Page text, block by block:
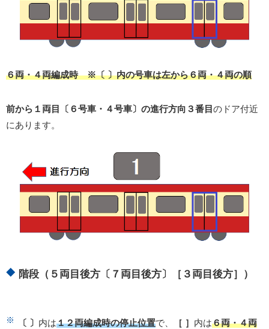
６両・４両編成時 ※〔 〕内の号車は左から６両・４両の順
前から１両目〔６号車・４号車〕の進行方向３番目 のドア付近
にあります。
階段（５両目後方〔７両目後方〕［３両目後方］）
〔 〕 内は１２両編成時の停止位置で、 ［ ］ 内は６両・４両